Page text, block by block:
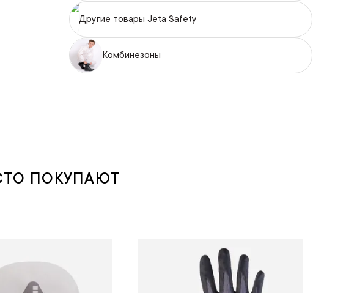
Другие товары Jeta Safety
Комбинезоны
ПОКУПАЮТ